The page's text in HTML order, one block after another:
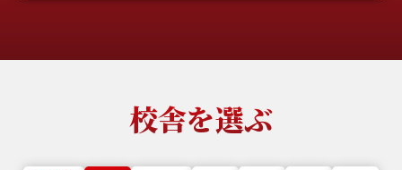
校舎を選ぶ